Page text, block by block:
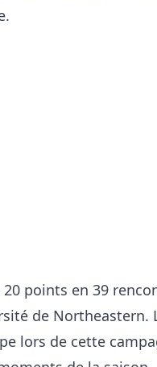
20 points en 39
de
lors de cette